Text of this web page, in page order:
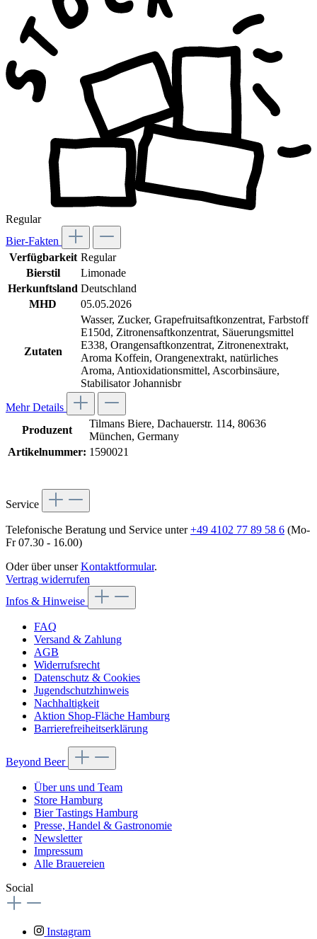
Regular
Bier-Fakten
Verfügbarkeit Regular
Bierstil
Limonade
Herkunftsland Deutschland
MHD
05.05.2026
Zutaten
Wasser, Zucker, Grapefruitsaftkonzentrat, Farbstoff
E150d, Zitronensaftkonzentrat, Säuerungsmittel
E338, Orangensaftkonzentrat, Zitronenextrakt,
Aroma Koffein, Orangenextrakt, natürliches
Aroma, Antioxidationsmittel, Ascorbinsäure,
Stabilisator Johannisbr
Mehr Details
Produzent
Tilmans Biere, Dachauerstr. 114, 80636
München, Germany
Artikelnummer: 1590021
Service
Telefonische Beratung und Service unter+49 4102 77 89 58 6 (Mo-
Fr 07.30 - 16.00)
Oder über unserKontaktformular.
Vertrag widerrufen
Infos & Hinweise
FAQ
Versand & Zahlung
AGB
Widerrufsrecht
Datenschutz & Cookies
Jugendschutzhinweis
Nachhaltigkeit
Aktion Shop-Fläche Hamburg
Barrierefreiheitserklärung
Beyond Beer
Über uns und Team
Store Hamburg
Bier Tastings Hamburg
Presse, Handel & Gastronomie
Newsletter
Impressum
Alle Brauereien
Social
Instagram